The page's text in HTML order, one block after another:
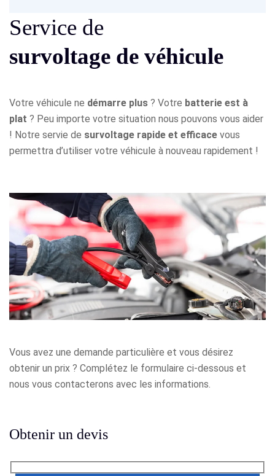
Service de
survoltage de véhicule
Votre véhicule ne démarre plus ? Votre batterie est à
plat ? Peu importe votre situation nous pouvons vous aider
! Notre servie de survoltage rapide et efficace vous
permettra d’utiliser votre véhicule à nouveau rapidement !
Vous avez une demande particulière et vous désirez
obtenir un prix ? Complétez le formulaire ci-dessous et
nous vous contacterons avec les informations.
Obtenir un devis